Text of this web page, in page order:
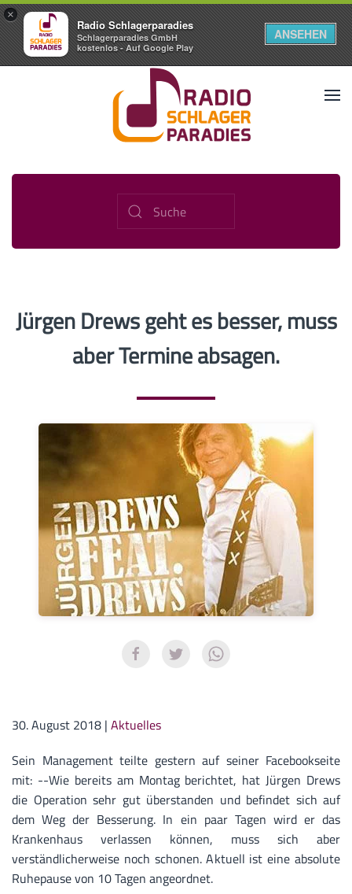
×
Radio Schlagerparadies
Schlagerparadies GmbH
kostenlos - Auf Google Play
ANSEHEN
Jürgen Drews geht es besser, muss
aber Termine absagen.
30. August 2018 | Aktuelles
Sein Management teilte gestern auf seiner Facebookseite
mit: --Wie bereits am Montag berichtet, hat Jürgen Drews
die Operation sehr gut überstanden und befindet sich auf
dem Weg der Besserung. In ein paar Tagen wird er das
Krankenhaus verlassen können, muss sich aber
verständlicherweise noch schonen. Aktuell ist eine absolute
Ruhepause von 10 Tagen angeordnet.